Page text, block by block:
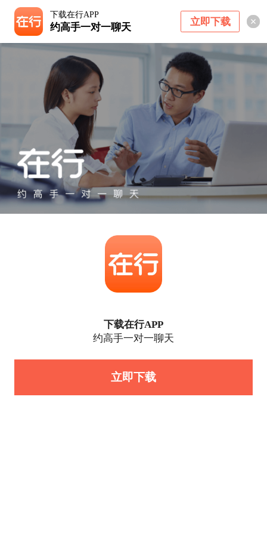
下载在行APP
约高手一对一聊天 立即下载
下载在行APP
约高手一对一聊天
立即下载